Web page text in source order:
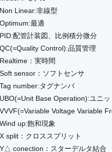
Linear:非線型
最適
配管計装図、比例積分微分
Control):品質管理
：実時間
sensor：ソフトセンサ
number:タグナンバ
Base Operation):ユニ
Voltage Variable
up:飽和現象
split：クロススプリット
conection：スターデルタ結合